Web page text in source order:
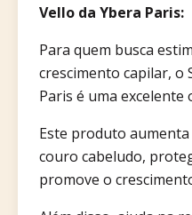
Vello da Ybera Paris:
Para quem busca
crescimento capilar, o
Paris é uma excelente
Este produto
couro cabeludo,
promove o